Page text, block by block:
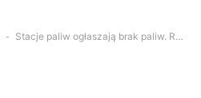
- Stacje paliw ogłaszają brak paliw. Rafinerie wstrzymują produkcję